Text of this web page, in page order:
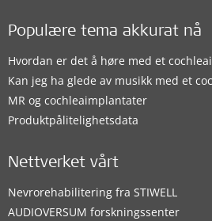
Populære tema akkurat nå
Hvordan er det å høre med et
Kan jeg ha glede av musikk med et
MR og cochleaimplantater
Produktpålitelighetsdata
Nettverket vårt
Nevrorehabilitering fra STIWELL
AUDIOVERSUM forskningssenter